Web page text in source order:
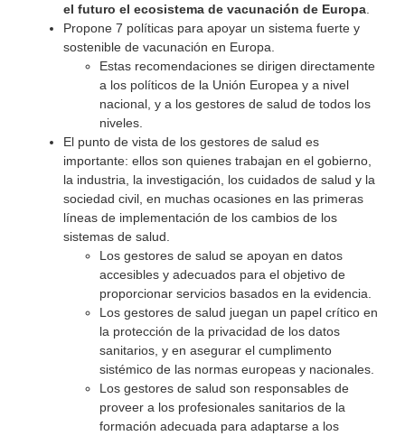
el futuro el ecosistema de vacunación de Europa
Propone 7 políticas para apoyar un sistema fuerte y
sostenible de vacunación en Europa.
Estas recomendaciones se dirigen directamente
a los políticos de la Unión Europea y a nivel
nacional, y a los gestores de salud de todos los
niveles.
El punto de vista de los gestores de salud es
importante: ellos son quienes trabajan en el gobierno,
la industria, la investigación, los cuidados de salud y la
sociedad civil, en muchas ocasiones en las primeras
líneas de implementación de los cambios de los
sistemas de salud.
Los gestores de salud se apoyan en datos
accesibles y adecuados para el objetivo de
proporcionar servicios basados en la evidencia.
Los gestores de salud juegan un papel crítico en
la protección de la privacidad de los datos
sanitarios, y en asegurar el cumplimento
sistémico de las normas europeas y nacionales.
Los gestores de salud son responsables de
proveer a los profesionales sanitarios de la
formación adecuada para adaptarse a los